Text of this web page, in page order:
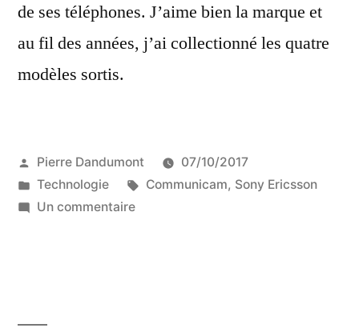
de ses téléphones. J’aime bien la marque et
au fil des années, j’ai collectionné les quatre
modèles sortis.
Publié
par
Pierre Dandumont
07/10/2017
Publié
dans
Technologie Étiquettes :
Communicam, Sony Ericsson
Un commentairesur